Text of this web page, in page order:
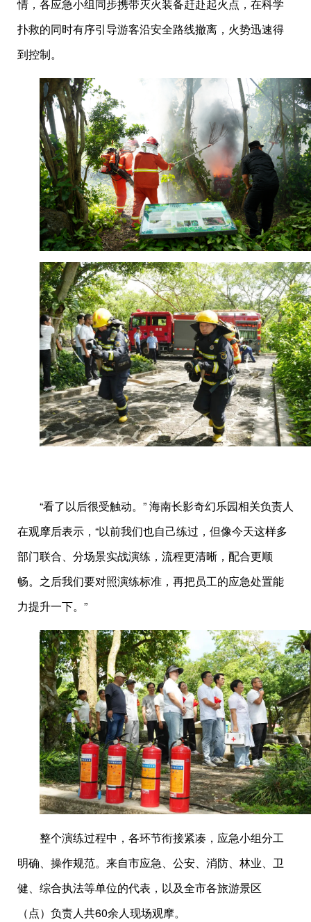
情，各应急小组同步携带灭火装备赶赴起火点，在科学
扑救的同时有序引导游客沿安全路线撤离，火势迅速得
到控制。
“看了以后很受触动。” 海南长影奇幻乐园相关负责人
在观摩后表示，“以前我们也自己练过，但像今天这样多
部门联合、分场景实战演练，流程更清晰，配合更顺
畅。之后我们要对照演练标准，再把员工的应急处置能
力提升一下。”
整个演练过程中，各环节衔接紧凑，应急小组分工
明确、操作规范。来自市应急、公安、消防、林业、卫
健、综合执法等单位的代表，以及全市各旅游景区
（点）负责人共60余人现场观摩。